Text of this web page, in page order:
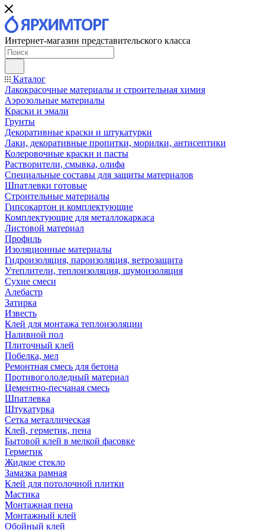
Интернет-магазин представительского класса
Каталог
Лакокрасочные материалы и строительная химия
Аэрозольные материалы
Краски и эмали
Грунты
Декоративные краски и штукатурки
Лаки, декоративные пропитки, морилки, антисептики
Колеровочные краски и пасты
Растворители, смывка, олифа
Специальные составы для защиты материалов
Шпатлевки готовые
Строительные материалы
Гипсокартон и комплектующие
Комплектующие для металлокаркаса
Листовой материал
Профиль
Изоляционные материалы
Гидроизоляция, пароизоляция, ветрозащита
Утеплители, теплоизоляция, шумоизоляция
Сухие смеси
Алебастр
Затирка
Известь
Клей для монтажа теплоизоляции
Наливной пол
Плиточный клей
Побелка, мел
Ремонтная смесь для бетона
Противогололедный материал
Цементно-песчаная смесь
Шпатлевка
Штукатурка
Сетка металлическая
Клей, герметик, пена
Бытовой клей в мелкой фасовке
Герметик
Жидкое стекло
Замазка рамная
Клей для потолочной плитки
Мастика
Монтажная пена
Монтажный клей
Обойный клей